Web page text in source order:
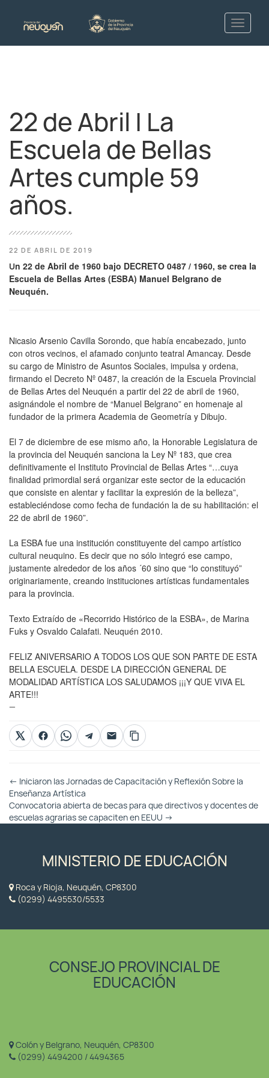
22 de Abril | La
Escuela de Bellas
Artes cumple 59
años.
22 DE ABRIL DE 2019
Un 22 de Abril de 1960 bajo DECRETO 0487 / 1960, se crea la
Escuela de Bellas Artes (ESBA) Manuel Belgrano de
Neuquén.
Nicasio Arsenio Cavilla Sorondo, que había encabezado, junto
con otros vecinos, el afamado conjunto teatral Amancay. Desde
su cargo de Ministro de Asuntos Sociales, impulsa y ordena,
firmando el Decreto Nº 0487, la creación de la Escuela Provincial
de Bellas Artes del Neuquén a partir del 22 de abril de 1960,
asignándole el nombre de “Manuel Belgrano” en homenaje al
fundador de la primera Academia de Geometría y Dibujo.
El 7 de diciembre de ese mismo año, la Honorable Legislatura de
la provincia del Neuquén sanciona la Ley Nº 183, que crea
definitivamente el Instituto Provincial de Bellas Artes “…cuya
finalidad primordial será organizar este sector de la educación
que consiste en alentar y facilitar la expresión de la belleza”,
estableciéndose como fecha de fundación la de su habilitación: el
22 de abril de 1960”.
La ESBA fue una institución constituyente del campo artístico
cultural neuquino. Es decir que no sólo integró ese campo,
justamente alrededor de los años ´60 sino que “lo constituyó”
originariamente, creando instituciones artísticas fundamentales
para la provincia.
Texto Extraído de «Recorrido Histórico de la ESBA», de Marina
Fuks y Osvaldo Calafati. Neuquén 2010.
FELIZ ANIVERSARIO A TODOS LOS QUE SON PARTE DE ESTA
BELLA ESCUELA. DESDE LA DIRECCIÓN GENERAL DE
MODALIDAD ARTÍSTICA LOS SALUDAMOS ¡¡¡Y QUE VIVA EL
ARTE!!!
—
Otras
Entradas
← Iniciaron las Jornadas de Capacitación y Reflexión Sobre la
Enseñanza Artística
Convocatoria abierta de becas para que directivos y docentes de
escuelas agrarias se capaciten en EEUU →
MINISTERIO DE EDUCACIÓN
Roca y Rioja, Neuquén, CP8300
(0299) 4495530/5533
CONSEJO PROVINCIAL DE
EDUCACIÓN
Colón y Belgrano, Neuquén, CP8300
(0299) 4494200 / 4494365